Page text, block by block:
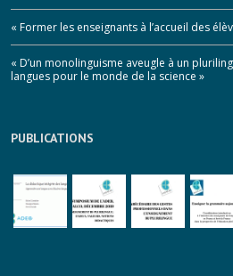
« Former les enseignants à l’accueil des
« D’un monolinguisme aveugle à un
langues pour le monde de la science »
PUBLICATIONS